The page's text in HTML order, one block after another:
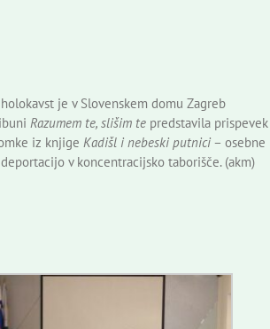
je v Slovenskem domu Zagreb
Razumem te, slišim te predstavila prispevek
iz knjige Kadišl i nebeski putnici – osebne
v koncentracijsko taborišče. (akm)